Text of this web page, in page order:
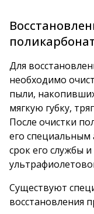
Для
необходимо
пыли,
мягкую губку,
После очистки
его
срок его службы
Существуют
восстановления